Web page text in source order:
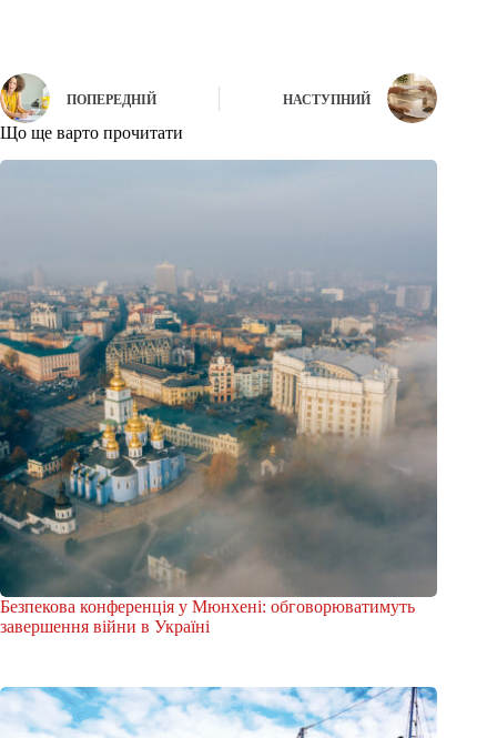
ПОПЕРЕДНІЙ НАСТУПНИЙ
Що ще варто прочитати
Безпекова конференція у Мюнхені: обговорюватимуть
завершення війни в Україні